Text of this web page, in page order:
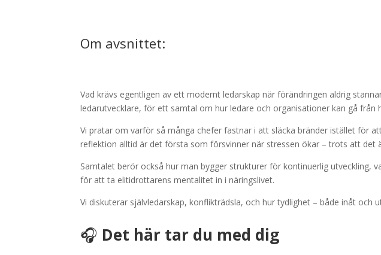
Om avsnittet:
Vad krävs egentligen av ett modernt ledarskap när förändringen aldrig
ledarutvecklare, för ett samtal om hur ledare och organisationer kan gå
Vi pratar om varför så många chefer fastnar i att släcka bränder istället för
reflektion alltid är det första som försvinner när stressen ökar – trots att det
Samtalet berör också hur man bygger strukturer för kontinuerlig utveckling,
för att ta elitidrottarens mentalitet in i näringslivet.
Vi diskuterar självledarskap, konflikträdsla, och hur tydlighet – både inåt
🎧 Det här tar du med dig